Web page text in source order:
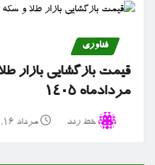
فناوری
مردادماه ۱۴۰۵
خط رند مرداد ۱۶, ۱۴۰۵